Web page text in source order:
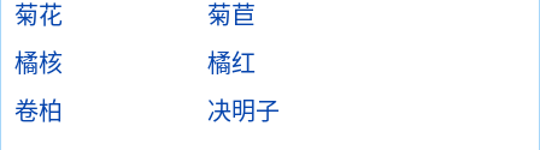
菊花
菊苣
橘核
橘红
卷柏
决明子